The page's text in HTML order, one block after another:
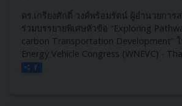
ดร.เกรียงศักดิ์ วงศ์พร้อมรัตน์ ผู้อำนวยกา
ร่วมบรรยายพิเศษหัวข้อ “Exploring
carbon Transportation Development”
Energy Vehicle Congress (WNEVC) -